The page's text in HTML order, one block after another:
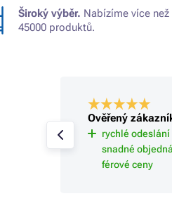
Široký výběr. Nabízíme více než
45000 produktů.
Ověřený
rychlé odeslání
snadné
férové ceny